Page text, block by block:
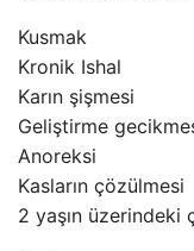
Kusmak
Kronik Ishal
Karın şişmesi
Geliştirme
Anoreksi
Kasların çözülmesi
2 yaşın üzerindeki